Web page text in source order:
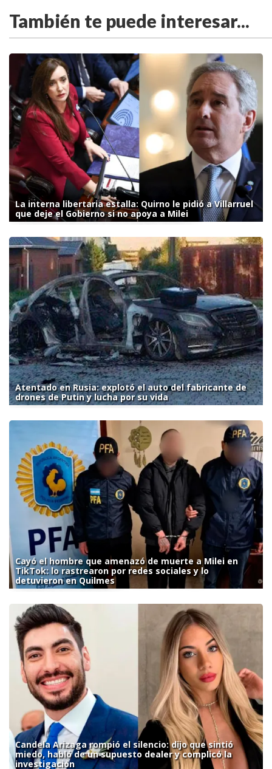
También te puede interesar...
La interna libertaria estalla: Quirno le pidió a Villarruel
que deje el Gobierno si no apoya a Milei
Atentado en Rusia: explotó el auto del fabricante de
drones de Putin y lucha por su vida
Cayó el hombre que amenazó de muerte a Milei en
TikTok: lo rastrearon por redes sociales y lo
detuvieron en Quilmes
Candela Arizaga rompió el silencio: dijo que sintió
miedo, habló de un supuesto dealer y complicó la
investigación